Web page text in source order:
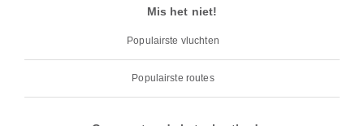
Mis het niet!
Populairste vluchten
Populairste routes